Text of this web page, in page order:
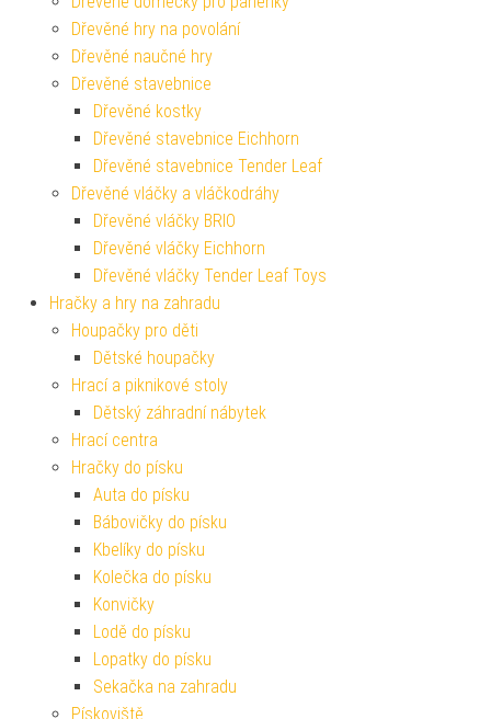
Dřevěné hry na povolání
Dřevěné naučné hry
Dřevěné stavebnice
Dřevěné kostky
Dřevěné stavebnice Eichhorn
Dřevěné stavebnice Tender Leaf
Dřevěné vláčky a vláčkodráhy
Dřevěné vláčky BRIO
Dřevěné vláčky Eichhorn
Dřevěné vláčky Tender Leaf Toys
Hračky a hry na zahradu
Houpačky pro děti
Dětské houpačky
Hrací a piknikové stoly
Dětský záhradní nábytek
Hrací centra
Hračky do písku
Auta do písku
Bábovičky do písku
Kbelíky do písku
Kolečka do písku
Konvičky
Lodě do písku
Lopatky do písku
Sekačka na zahradu
Pískoviště